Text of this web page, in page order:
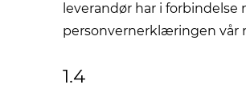
leverandør har i
personvernerklæringen vår
1.4